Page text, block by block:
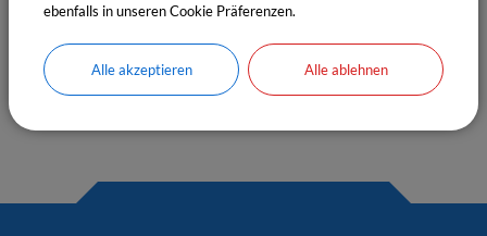
Telefon:09831 6745-0
Fax:
Web:
www.vtngun.de
ebenfalls in unseren Cookie Präferenzen.
Alle akzeptieren Alle ablehnen